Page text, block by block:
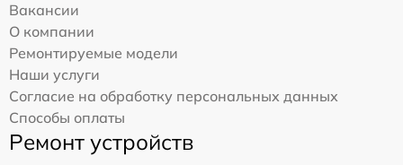
Вакансии
О компании
Ремонтируемые модели
Наши услуги
Согласие на обработку персональных данных
Способы оплаты
Ремонт устройств